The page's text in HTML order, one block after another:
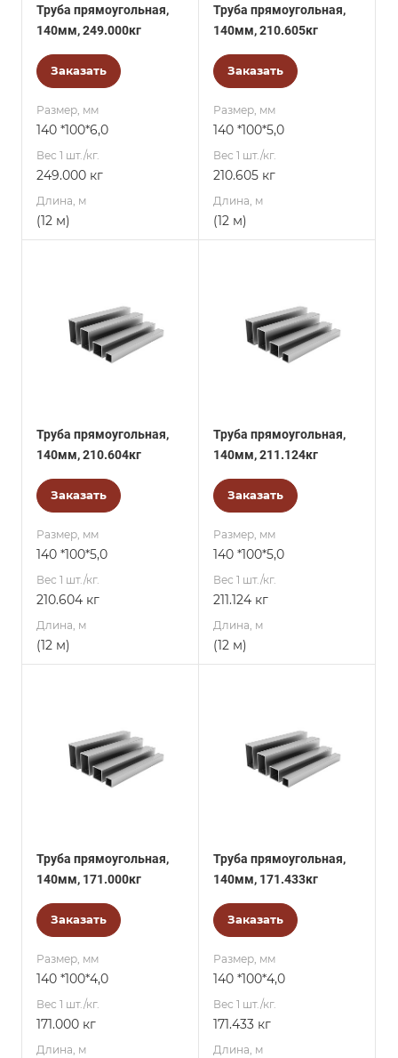
Труба прямоугольная,
140мм, 249.000кг
Заказать
Размер, мм
140 *100*6,0
Вес 1 шт./кг.
249.000 кг
Длина, м
(12 м)
Труба прямоугольная,
140мм, 210.605кг
Заказать
Размер, мм
140 *100*5,0
Вес 1 шт./кг.
210.605 кг
Длина, м
(12 м)
Труба прямоугольная,
140мм, 210.604кг
Заказать
Размер, мм
140 *100*5,0
Вес 1 шт./кг.
210.604 кг
Длина, м
(12 м)
Труба прямоугольная,
140мм, 211.124кг
Заказать
Размер, мм
140 *100*5,0
Вес 1 шт./кг.
211.124 кг
Длина, м
(12 м)
Труба прямоугольная,
140мм, 171.000кг
Заказать
Размер, мм
140 *100*4,0
Вес 1 шт./кг.
171.000 кг
Длина, м
Труба прямоугольная,
140мм, 171.433кг
Заказать
Размер, мм
140 *100*4,0
Вес 1 шт./кг.
171.433 кг
Длина, м